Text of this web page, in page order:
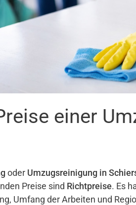
einer
oder Umzugsreinigung in
Preise sind Richtpreise. Es
Umfang der Arbeiten und